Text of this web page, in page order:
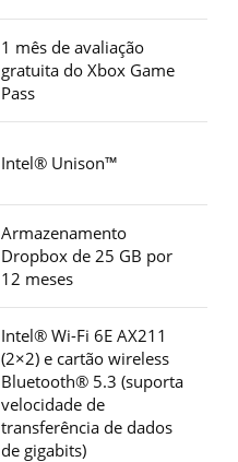
1 mês de avaliação
gratuita do Xbox Game
Pass
Intel® Unison™
Armazenamento
Dropbox de 25 GB por
12 meses
Intel® Wi-Fi 6E AX211
(2×2) e cartão wireless
Bluetooth® 5.3 (suporta
velocidade de
transferência de dados
de gigabits)